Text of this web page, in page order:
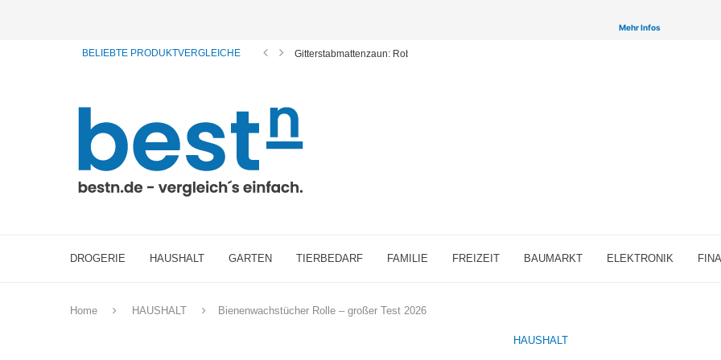
Mehr Infos
BELIEBTE PRODUKTVERGLEICHE Gitterstabmattenzaun: Robuste und vielseitige Zäune für Ihr Grundstück
DROGERIE HAUSHALT GARTEN TIERBEDARF FAMILIE FREIZEIT BAUMARKT ELEKTRONIK
Home HAUSHALT Bienenwachstücher Rolle – großer Test 2026
HAUSHALT